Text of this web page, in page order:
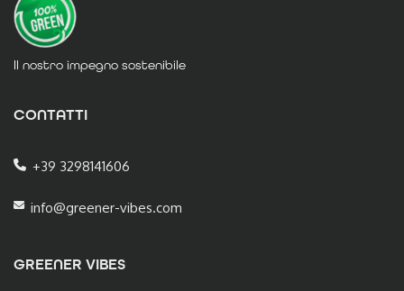
Il nostro impegno sostenibile
CONTATTI
+39 3298141606
info@greener-vibes.com
GREENER VIBES